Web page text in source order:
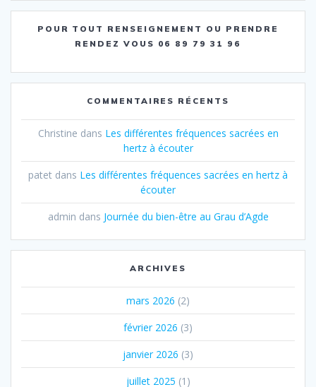
POUR TOUT RENSEIGNEMENT OU PRENDRE
RENDEZ VOUS 06 89 79 31 96
COMMENTAIRES RÉCENTS
Christine dans Les différentes fréquences sacrées en
hertz à écouter
patet dans Les différentes fréquences sacrées en hertz à
écouter
admin dans Journée du bien-être au Grau d’Agde
ARCHIVES
mars 2026 (2)
février 2026 (3)
janvier 2026 (3)
juillet 2025 (1)